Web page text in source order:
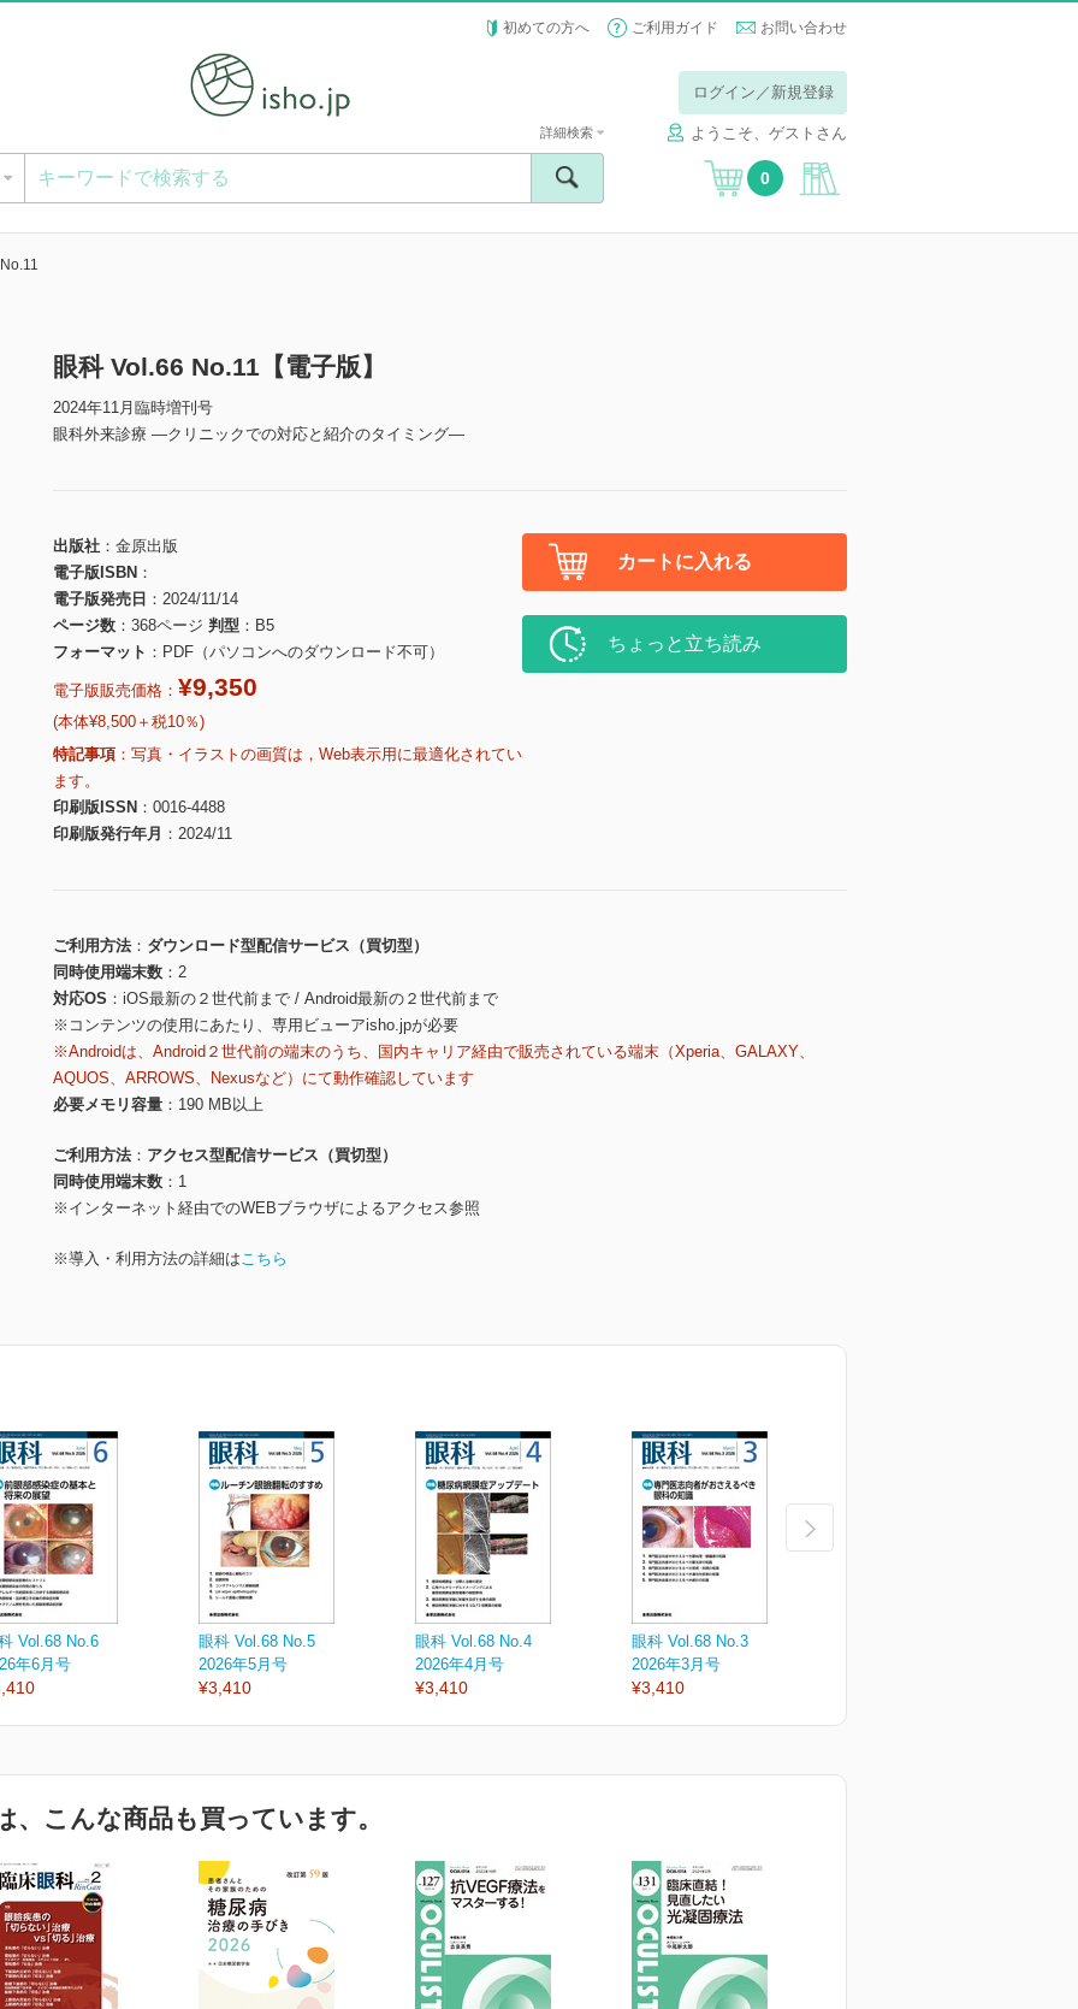
初めての方へ ご利用ガイド お問い合わせ
ログイン／新規登録
ようこそ、ゲストさん
詳細検索
0
眼科 Vol.66 No.11【電子版】
2024年11月臨時増刊号
眼科外来診療 ―クリニックでの対応と紹介のタイミング―
出版社
金原出版
電子版ISBN
電子版発売日
2024/11/14
ページ数
368ページ 判型
B5
フォーマット
PDF（パソコンへのダウンロード不可）
電子版販売価格： ¥9,350
(本体¥8,500＋税10％)
特記事項
写真・イラストの画質は，Web表示用に最適化されてい
ます。
印刷版ISSN
0016-4488
印刷版発行年月
2024/11
カートに入れる
ちょっと立ち読み
ご利用方法
ダウンロード型配信サービス（買切型）
同時使用端末数
2
対応OS
iOS最新の２世代前まで / Android最新の２世代前まで
※コンテンツの使用にあたり、専用ビューアisho.jpが必要
※Androidは、Android２世代前の端末のうち、国内キャリア経由で販売されている端末（Xperia、GALAXY、
AQUOS、ARROWS、Nexusなど）にて動作確認しています
必要メモリ容量
190 MB以上
ご利用方法
アクセス型配信サービス（買切型）
同時使用端末数
1
※インターネット経由でのWEBブラウザによるアクセス参照
※導入・利用方法の詳細はこちら
Vol.68 No.6
年6月号
眼科 Vol.68 No.5
2026年5月号
¥3,410
眼科 Vol.68 No.4
2026年4月号
¥3,410
眼科 Vol.68 No.3
2026年3月号
¥3,410
、こんな商品も買っています。